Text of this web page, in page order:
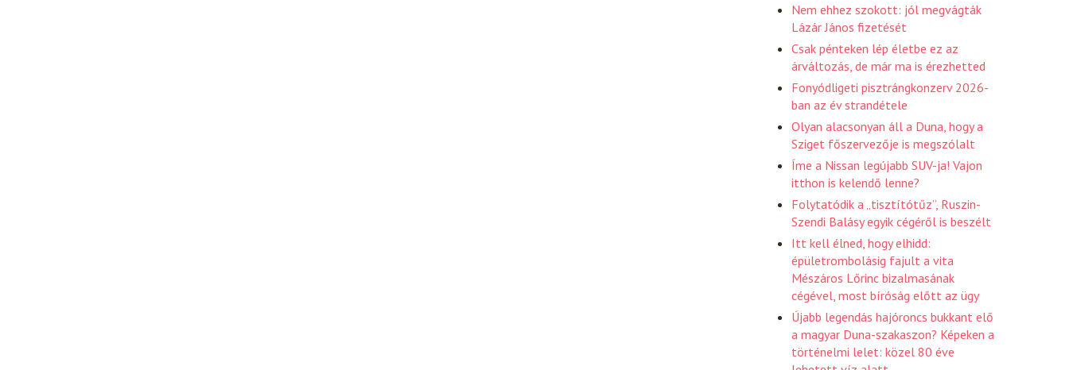
Nem ehhez szokott: jól megvágták
Lázár János fizetését
Csak pénteken lép életbe ez az
árváltozás, de már ma is érezhetted
Fonyódligeti pisztrángkonzerv 2026-
ban az év strandétele
Olyan alacsonyan áll a Duna, hogy a
Sziget főszervezője is megszólalt
Íme a Nissan legújabb SUV-ja! Vajon
itthon is kelendő lenne?
Folytatódik a „tisztítótűz”, Ruszin-
Szendi Balásy egyik cégéről is beszélt
Itt kell élned, hogy elhidd:
épületrombolásig fajult a vita
Mészáros Lőrinc bizalmasának
cégével, most bíróság előtt az ügy
Újabb legendás hajóroncs bukkant elő
a magyar Duna-szakaszon? Képeken a
történelmi lelet: közel 80 éve